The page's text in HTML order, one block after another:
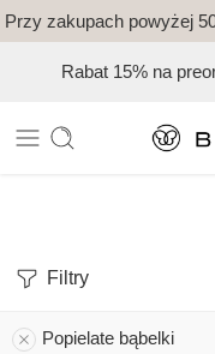
Przy zakupach powyżej
Rabat 15% na
Filtry
Popielate bąbelki